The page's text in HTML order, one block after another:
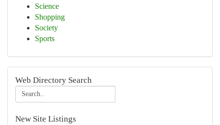
Science
Shopping
Society
Sports
Web Directory Search
New Site Listings